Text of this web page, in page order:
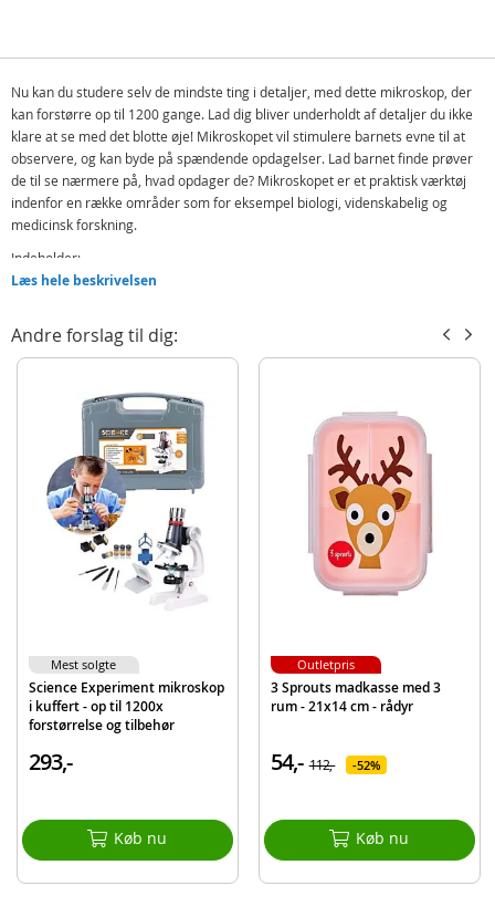
Nu kan du studere selv de mindste ting i detaljer, med dette mikroskop, der
kan forstørre op til 1200 gange. Lad dig bliver underholdt af detaljer du ikke
klare at se med det blotte øje! Mikroskopet vil stimulere barnets evne til at
observere, og kan byde på spændende opdagelser. Lad barnet finde prøver
de til se nærmere på, hvad opdager de? Mikroskopet er et praktisk værktøj
indenfor en række områder som for eksempel biologi, videnskabelig og
medicinsk forskning.
Indeholder:
1 Science mikroskop
Plastikbeholdere
Og mere
Forstørrelse: 100x - 1200x
Batteribehov: 2 x AA-batterier (ikke inkluderet)
Alder: fra 8 år
Produktdetaljer
Læs hele beskrivelsen
Andre forslag til dig:
Science Experiment mikroskop
i kuffert - op til 1200x
forstørrelse og tilbehør
293,-
Køb nu
Mest solgte
3 Sprouts madkasse med 3
rum - 21x14 cm - rådyr
54,- 112,- 52%
Køb nu
Outletpris